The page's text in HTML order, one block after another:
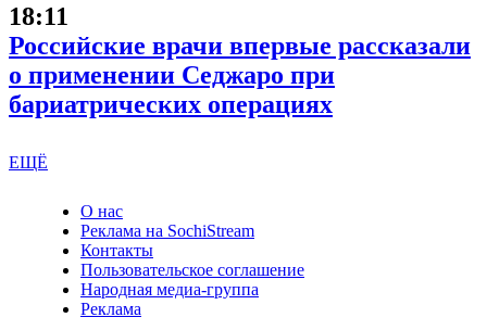
18:11
Российские врачи впервые рассказали
о применении Седжаро при
бариатрических операциях
ЕЩЁ
О нас
Реклама на SochiStream
Контакты
Пользовательское соглашение
Народная медиа-группа
Реклама